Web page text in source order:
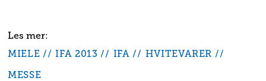
MIELE IFA 2013 IFA
HVITEVARER
MESSE